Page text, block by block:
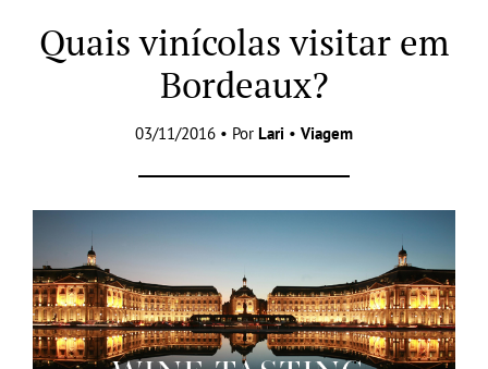
Quais vinícolas visitar em
Bordeaux?
03/11/2016 • Por Lari • Viagem